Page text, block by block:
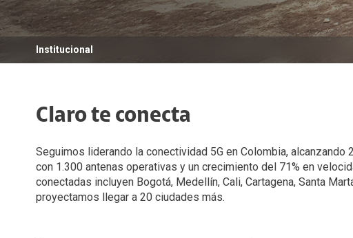
Voz LTE
Voz Wi-Fi
iPhone for life
Legal y regulatorio
Código de Ética América Móvil
Diversidad, Equidad e Inclusión
Gestión Ambiental
Institucional
Claro te conecta
Seguimos liderando la conectividad 5G en Colombia, alcanzando
con 1.300 antenas operativas y un crecimiento del 71% en
conectadas incluyen Bogotá, Medellín, Cali, Cartagena, Santa
proyectamos llegar a 20 ciudades más.